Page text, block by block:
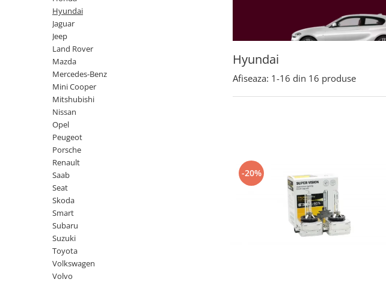
Mercedes-Benz
Mini Cooper
Mitshubishi
Manson schimbator viteze
Alte accesorii
Ornamente
Piese exterior
Senzori parcare dedicati
Grile aerisire
Camere mers inapoi
Capace oglinzi
Tuning auto
Kituri reparatie
Dopuri anulare clapete admisie
Hyundai
Hyundai
Jaguar
Jeep
Land Rover
Mazda
Mercedes-Benz
Mini Cooper
Mitshubishi
Nissan
Opel
Peugeot
Porsche
Renault
Saab
Seat
Skoda
Smart
Subaru
Suzuki
Toyota
Volkswagen
Volvo
Afiseaza: 1-16 din 16 produse
-20%